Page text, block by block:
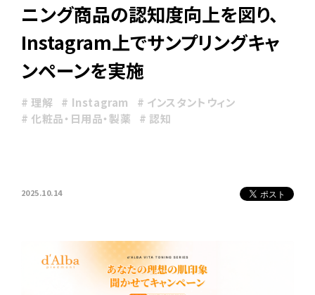
ニング商品の認知度向上を図り、
Instagram上でサンプリングキャ
ンペーンを実施
# 理解 # Instagram
# インスタントウィン
# 化粧品・日用品・製薬
# 認知
2025.10.14